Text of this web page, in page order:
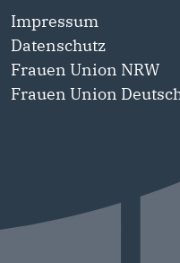
Impressum
Datenschutz
Frauen Union NRW
Frauen Union